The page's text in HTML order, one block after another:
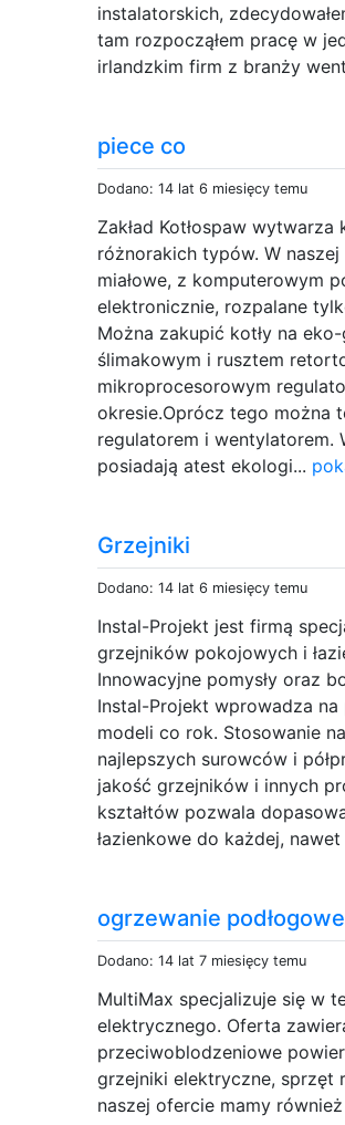
instalatorskich,
tam rozpocząłem pracę w
irlandzkim firm z branży
piece co
Dodano: 14 lat 6 miesięcy temu
Zakład Kotłospaw
różnorakich typów. W
miałowe, z komputerowym
elektronicznie, rozpalane
Można zakupić kotły na
ślimakowym i rusztem
mikroprocesorowym
okresie.Oprócz tego można
regulatorem i wentylatorem.
posiadają atest ekologi...
Grzejniki
Dodano: 14 lat 6 miesięcy temu
Instal-Projekt jest firmą
grzejników pokojowych i
Innowacyjne pomysły oraz
Instal-Projekt wprowadza
modeli co rok. Stosowanie
najlepszych surowców i
jakość grzejników i innych
kształtów pozwala
łazienkowe do każdej, nawet
ogrzewanie podłogowe
Dodano: 14 lat 7 miesięcy temu
MultiMax specjalizuje się w
elektrycznego. Oferta
przeciwoblodzeniowe
grzejniki elektryczne, sprzęt
naszej ofercie mamy